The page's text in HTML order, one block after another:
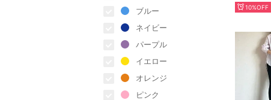
ブルー
ネイビー
パープル
イエロー
オレンジ
ピンク
10%OFF